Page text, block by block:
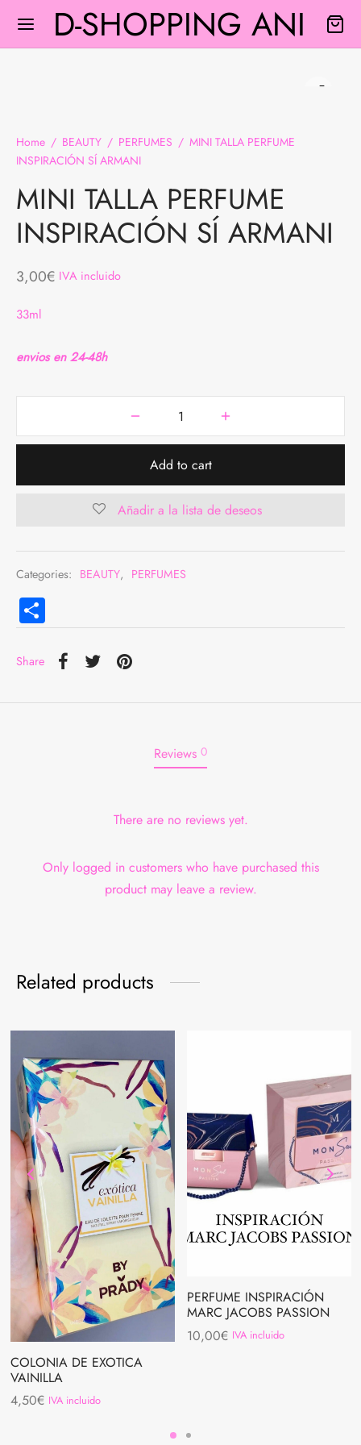
D-SHOPPING ANI
Home / BEAUTY / PERFUMES / MINI TALLA PERFUME
INSPIRACIÓN SÍ ARMANI
MINI TALLA PERFUME
INSPIRACIÓN SÍ ARMANI
3,00€ IVA incluido
33ml
envios en 24-48h
Add to cart
Añadir a la lista de deseos
Categories: BEAUTY, PERFUMES
Share
Reviews 0
There are no reviews yet.
Only logged in customers who have purchased this
product may leave a review.
Related products
COLONIA DE EXOTICA
VAINILLA
4,50€ IVA incluido
PERFUME INSPIRACIÓN
MARC JACOBS PASSION
10,00€ IVA incluido
Back
INTERIOR
COLLECTION
Back
Y BLUSAS
Back
INTERIOR
Back
Back